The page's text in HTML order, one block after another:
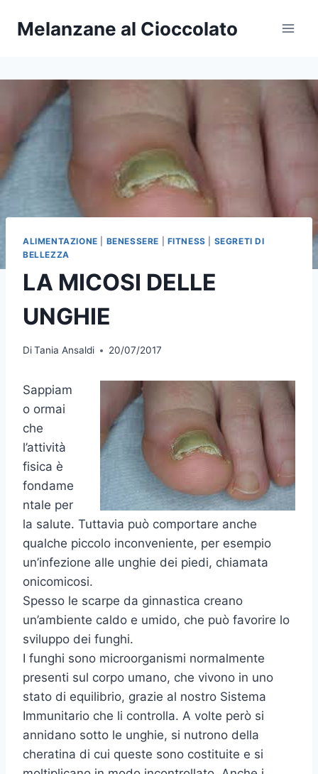
Melanzane al Cioccolato
ALIMENTAZIONE BENESSERE FITNESS
SEGRETI DI
BELLEZZA
LA MICOSI DELLE
UNGHIE
DiTania Ansaldi 20/07/2017
Sappiam
o ormai
che
l’attività
fisica è
fondame
ntale per
la salute. Tuttavia può comportare anche
qualche piccolo inconveniente, per esempio
un’infezione alle unghie dei piedi, chiamata
onicomicosi.
Spesso le scarpe da ginnastica creano
un’ambiente caldo e umido, che può favorire lo
sviluppo dei funghi.
I funghi sono microorganismi normalmente
presenti sul corpo umano, che vivono in uno
stato di equilibrio, grazie al nostro Sistema
Immunitario che li controlla. A volte però si
annidano sotto le unghie, si nutrono della
cheratina di cui queste sono costituite e si